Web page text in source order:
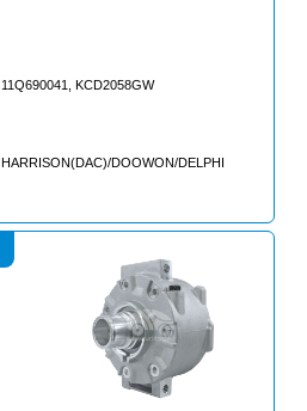
11Q690041, KCD2058GW
HARRISON(DAC)/DOOWON/DELPHI